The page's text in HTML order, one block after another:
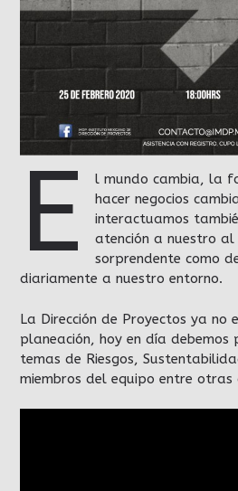
E
l mundo cambia, la
hacer negocios
interactuamos
atención a nuestro al
sorprendente como
diariamente a nuestro entorno.
La Dirección de Proyectos ya no
planeación, hoy en día debemos
temas de Riesgos,
miembros del equipo entre otras